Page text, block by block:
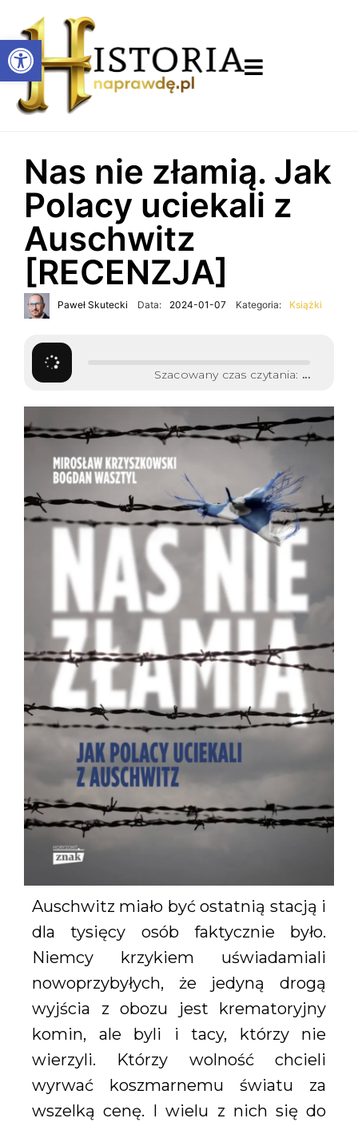
Otwórz pasek narzędzi
Nas nie złamią. Jak
Polacy uciekali z
Auschwitz
[RECENZJA]
Paweł Skutecki Data: 2024-01-07 Kategoria: Książki
Szacowany czas czytania: ...
Auschwitz miało być ostatnią stacją i
dla tysięcy osób faktycznie było.
Niemcy krzykiem uświadamiali
nowoprzybyłych, że jedyną drogą
wyjścia z obozu jest krematoryjny
komin, ale byli i tacy, którzy nie
wierzyli. Którzy wolność chcieli
wyrwać koszmarnemu światu za
wszelką cenę. I wielu z nich się do